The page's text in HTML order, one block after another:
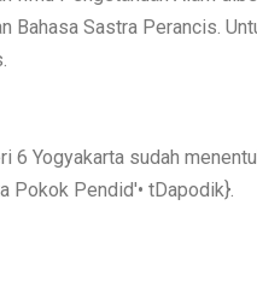
Bahasa Sastra Perancis.
6 Yogyakarta sudah
Pokok Pendid'• tDapodik}.